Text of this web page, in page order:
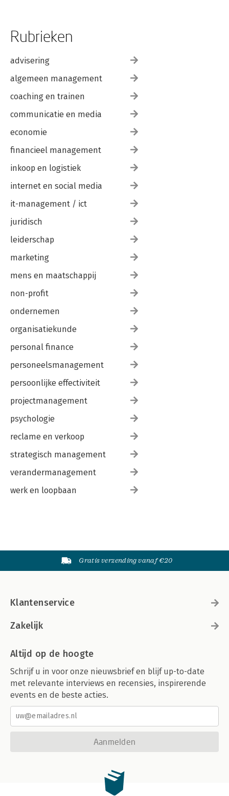
Rubrieken
advisering
algemeen management
coaching en trainen
communicatie en media
economie
financieel management
inkoop en logistiek
internet en social media
it-management / ict
juridisch
leiderschap
marketing
mens en maatschappij
non-profit
ondernemen
organisatiekunde
personal finance
personeelsmanagement
persoonlijke effectiviteit
projectmanagement
psychologie
reclame en verkoop
strategisch management
verandermanagement
werk en loopbaan
Gratis verzending vanaf €20
Klantenservice
Zakelijk
Altijd op de hoogte
Schrijf u in voor onze nieuwsbrief en blijf up-to-date
met relevante interviews en recensies, inspirerende
events en de beste acties.
Aanmelden